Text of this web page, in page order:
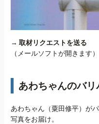
→ 取材リクエストを送る
（メールソフトが開きます）
あわちゃんのバ
あわちゃん（粟田修平）が
写真をお届け。